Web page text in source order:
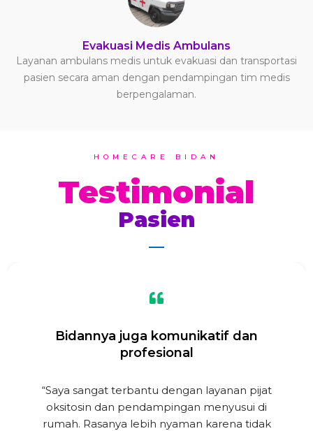
Evakuasi Medis Ambulans
Layanan ambulans medis untuk evakuasi dan transportasi
pasien secara aman dengan pendampingan tim medis
berpengalaman.
HOMECARE BIDAN
Testimonial
Pasien
Bidannya juga komunikatif dan
profesional
“Saya sangat terbantu dengan layanan pijat
oksitosin dan pendampingan menyusui di
rumah. Rasanya lebih nyaman karena tidak